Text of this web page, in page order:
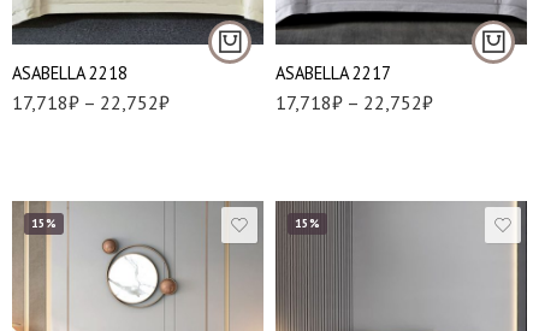
АSABELLA 2218
17,718₽ – 22,752₽
Семейный
АSABELLA 2217
17,718₽ – 22,752₽
Семейный
15% 15%